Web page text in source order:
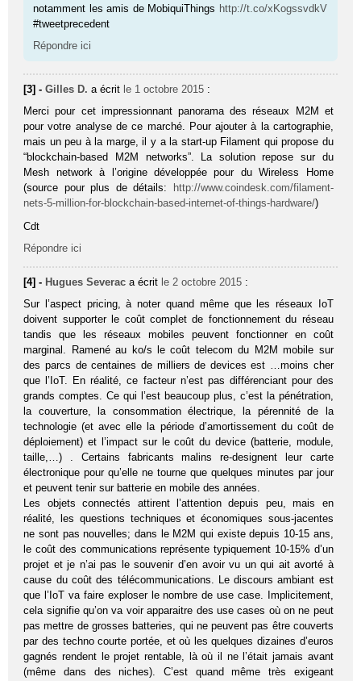
notamment les amis de MobiquiThings http://t.co/xKogssvdkV
#tweetprecedent
Répondre ici
[3] -Gilles D. a écrit le 1 octobre 2015 :
Merci pour cet impressionnant panorama des réseaux M2M et
pour votre analyse de ce marché. Pour ajouter à la cartographie,
mais un peu à la marge, il y a la start-up Filament qui propose du
“blockchain-based M2M networks”. La solution repose sur du
Mesh network à l’origine développée pour du Wireless Home
(source pour plus de détails:
http://www.coindesk.com/filament-
nets-5-million-for-blockchain-based-internet-of-things-hardware/)
Cdt
Répondre ici
[4] - Hugues Severac a écrit le 2 octobre 2015 :
Sur l’aspect pricing, à noter quand même que les réseaux IoT
doivent supporter le coût complet de fonctionnement du réseau
tandis que les réseaux mobiles peuvent fonctionner en coût
marginal. Ramené au ko/s le coût telecom du M2M mobile sur
des parcs de centaines de milliers de devices est …moins cher
que l’IoT. En réalité, ce facteur n’est pas différenciant pour des
grands comptes. Ce qui l’est beaucoup plus, c’est la pénétration,
la couverture, la consommation électrique, la pérennité de la
technologie (et avec elle la période d’amortissement du coût de
déploiement) et l’impact sur le coût du device (batterie, module,
taille,…) . Certains fabricants malins re-designent leur carte
électronique pour qu’elle ne tourne que quelques minutes par jour
et peuvent tenir sur batterie en mobile des années.
Les objets connectés attirent l’attention depuis peu, mais en
réalité, les questions techniques et économiques sous-jacentes
ne sont pas nouvelles; dans le M2M qui existe depuis 10-15 ans,
le coût des communications représente typiquement 10-15% d’un
projet et je n’ai pas le souvenir d’en avoir vu un qui ait avorté à
cause du coût des télécommunications. Le discours ambiant est
que l’IoT va faire exploser le nombre de use case. Implicitement,
cela signifie qu’on va voir apparaitre des use cases où on ne peut
pas mettre de grosses batteries, qui ne peuvent pas être couverts
par des techno courte portée, et où les quelques dizaines d’euros
gagnés rendent le projet rentable, là où il ne l’était jamais avant
(même dans des niches). C’est quand même très exigeant